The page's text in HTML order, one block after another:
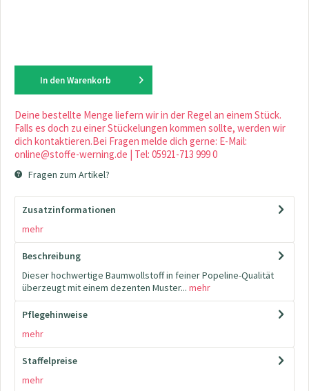
In den Warenkorb
Deine bestellte Menge liefern wir in der Regel an einem Stück.
Falls es doch zu einer Stückelungen kommen sollte, werden wir
dich kontaktieren.Bei Fragen melde dich gerne: E-Mail:
online@stoffe-werning.de | Tel: 05921-713 999 0
Fragen zum Artikel?
Zusatzinformationen
mehr
Beschreibung
Dieser hochwertige Baumwollstoff in feiner Popeline-Qualität
überzeugt mit einem dezenten Muster... mehr
Pflegehinweise
mehr
Staffelpreise
mehr